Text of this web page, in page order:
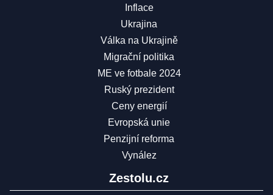
Inflace
Ukrajina
Válka na Ukrajině
Migrační politika
ME ve fotbale 2024
Ruský prezident
Ceny energií
Evropská unie
Penzijní reforma
Vynález
Zestolu.cz